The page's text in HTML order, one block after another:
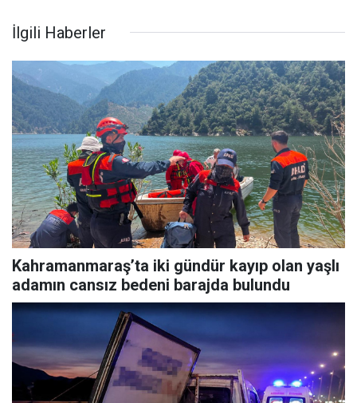
İlgili Haberler
Kahramanmaraş’ta iki gündür kayıp olan yaşlı
adamın cansız bedeni barajda bulundu